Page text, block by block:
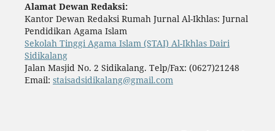
Alamat Dewan Redaksi:
Kantor Dewan Redaksi Rumah Jurnal Al-Ikhlas: Jurnal
Pendidikan Agama Islam
Sekolah Tinggi Agama Islam (STAI) Al-Ikhlas Dairi
Sidikalang
Jalan Masjid No. 2 Sidikalang. Telp/Fax: (0627)21248
Email: staisadsidikalang@gmail.com